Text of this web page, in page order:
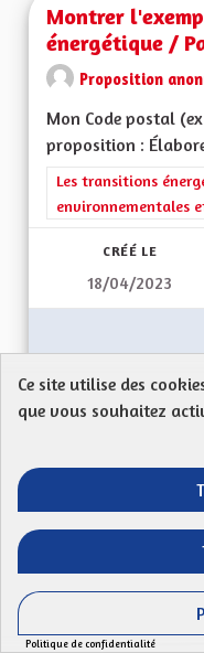
Montrer
énergétique /
Proposition
Mon Code postal
proposition :
Filtrer les résultats
Les transitions
environnementales
CRÉÉ LE
18/04/2023
Proposition
village, je participe
Ce site utilise des
que vous souhaitez
Politique de confidentialité